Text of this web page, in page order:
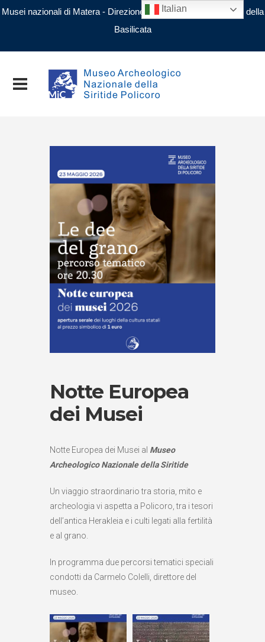
Musei nazionali di Matera - Direzione regionale Musei nazionali della
Basilicata
Notte Europea
dei Musei
Notte Europea dei Musei al Museo
Archeologico Nazionale della Siritide
Un viaggio straordinario tra storia, mito e
archeologia vi aspetta a Policoro, tra i tesori
dell’antica Herakleia e i culti legati alla fertilità
e al grano.
In programma due percorsi tematici speciali
condotti da Carmelo Colelli, direttore del
museo.
Italian